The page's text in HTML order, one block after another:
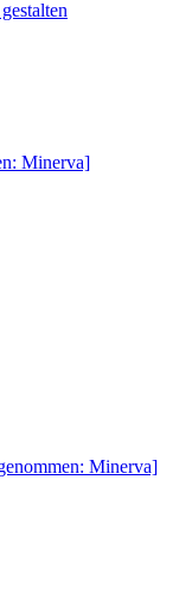
Minerva]
Minerva]